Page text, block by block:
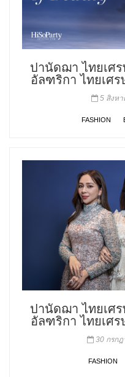
ปานัดฌา ไทยเศ
อัลฑริกา ไทยเศร
5 สิงหา
FASHION
ปานัดฌา ไทยเศ
อัลฑริกา ไทยเศร
30 กรกฎ
FASHION